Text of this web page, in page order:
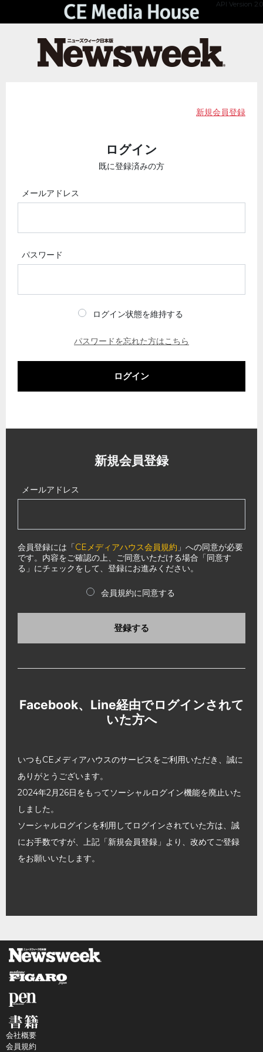
API Version 2.0
新規会員登録
ログイン
既に登録済みの方
メールアドレス
パスワード
ログイン状態を維持する
パスワードを忘れた方はこちら
ログイン
新規会員登録
メールアドレス
会員登録には「CEメディアハウス会員規約 」への同意が必要
です。内容をご確認の上、ご同意いただける場合「同意す
る」にチェックをして、登録にお進みください。
会員規約に同意する
登録する
Facebook、Line経由でログインされて
いた方へ
いつもCEメディアハウスのサービスをご利用いただき、誠に
ありがとうございます。
2024年2月26日をもってソーシャルログイン機能を廃止いた
しました。
ソーシャルログインを利用してログインされていた方は、誠
にお手数ですが、上記「新規会員登録」より、改めてご登録
をお願いいたします。
会社概要
会員規約